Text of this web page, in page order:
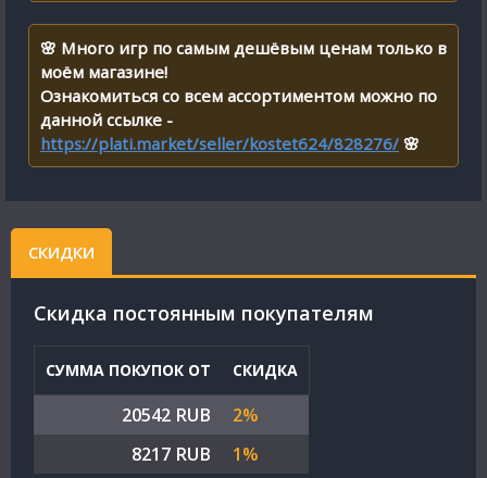
🌸 Много игр по самым дешёвым ценам только в
моём магазине!
Ознакомиться со всем ассортиментом можно по
данной ссылке -
https://plati.market/seller/kostet624/828276/ 🌸
СКИДКИ
Cкидка постоянным покупателям
СУММА ПОКУПОК ОТ СКИДКА
20542 RUB
2%
8217 RUB
1%